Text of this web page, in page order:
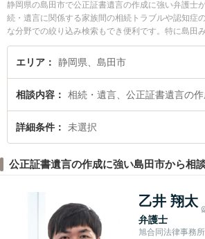
静岡県の島田市で公正証書遺言の作成に強い弁護士
続・遺言に関係する家族間の相続トラブルや認知症
な分野での絞り込み検索もでき便利です。特に島田
子弁護士のプロフィール情報や弁護士費用、強みな
『島田市で土日や夜間に発生した公正証書遺言の作
島田市内の弁護士に相談予約したい』などでお困り
す。
エリア 静岡県、島田市
相談内容 相続・遺言、公正証書遺言の
詳細条件 未選択
公正証書遺言の作成に強い島田市から相
乙井 翔太
弁護士
旭合同法律事務